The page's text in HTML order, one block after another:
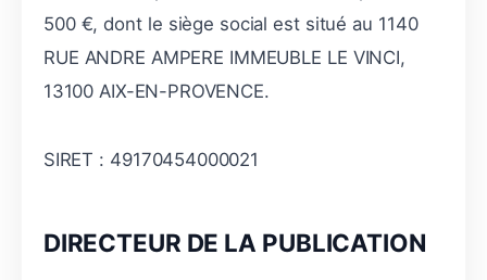
500 €, dont le siège social est situé au 1140
RUE ANDRE AMPERE IMMEUBLE LE VINCI,
13100 AIX-EN-PROVENCE.
SIRET : 49170454000021
DIRECTEUR DE LA PUBLICATION